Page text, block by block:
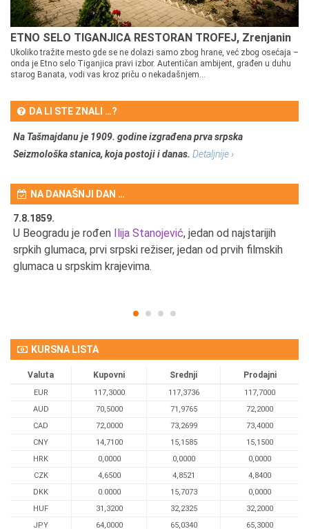
ETNO SELO TIGANJICA RESTORAN TROFEJ, Zrenjanin
Ukoliko tražite mesto gde se ne dolazi samo zbog hrane, već zbog osećaja –
onda je Etno selo Tiganjica pravi izbor. Autentičan ambijent, građen u duhu
starog Banata, vodi vas kroz priču o nekadašnjem...
DA LI STE ZNALI …?
Na Tašmajdanu je 1909. godine izgrađena prva srpska
Seizmološka stanica, koja postoji i danas. Detaljnije ›
NA DANAŠNJI DAN …
7.8.1859.
U Beogradu je rođen Ilija Stanojević, jedan od najstarijih
srpkih glumaca, prvi srpski režiser, jedan od prvih filmskih
glumaca u srpskim krajevima.
KURSNA LISTA
Valuta Kupovni Srednji Prodajni
EUR 117,3000 117,3736
117,7000
AUD
70,5000 71,9765
72,2000
CAD
72,0000 73,2699
73,4000
CNY
14,7100 15,1585
15,1500
HRK
0,0000 0,0000
0,0000
CZK
4,6500 4,8521
4,8400
DKK
0.0000 15,7073
0,0000
HUF
31,3200 32,2325
32,2000
JPY
64,0000 65,0340 65,3000